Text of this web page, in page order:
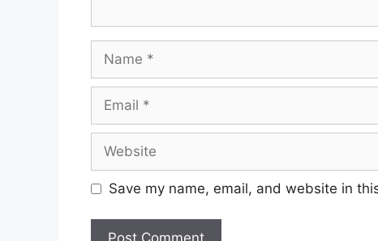
Save my name, email, and website in